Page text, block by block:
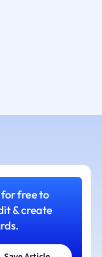
for free to
& create